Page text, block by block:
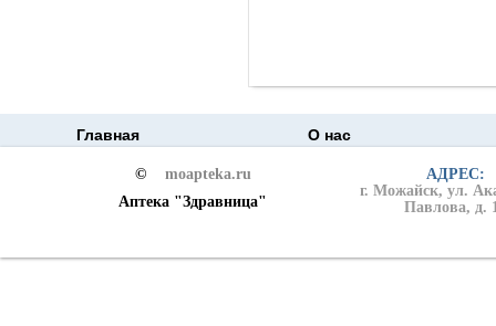
Главная О нас
©
moapteka.ru
Аптека "Здравница"
АДРЕС:
г. Можайск, ул.
Павлова, д.